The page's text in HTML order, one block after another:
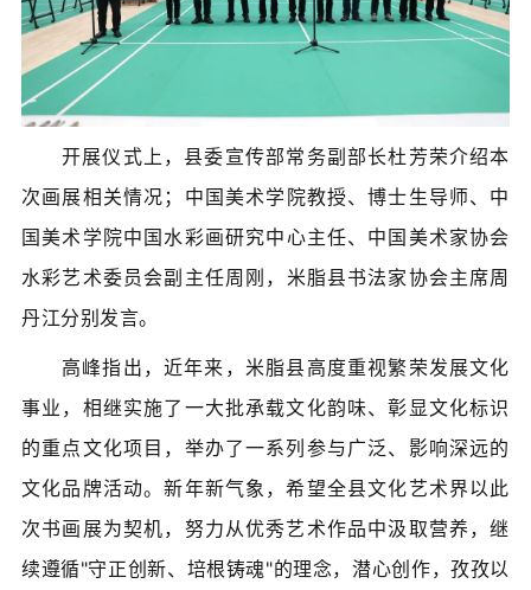
开展仪式上，县委宣传部常务副部长杜芳荣介绍本
次画展相关情况；
中国美术学院教授、博士生导师、中
国美术学院中国水彩画研究中心主任、中国美术家协会
水彩艺术委员会副主任周刚，米脂县书法家协会主席周
丹江分别发言。
高峰指出，近年来，米脂县高度重视繁荣发展文化
事业，相继实施了一大批承载文化韵味、彰显文化标识
的重点文化项目，举办了一系列参与广泛、影响深远的
文化品牌活动。新年新气象，希望全县文化艺术界以此
次书画展为契机，努力从优秀艺术作品中汲取营养，继
续遵循"守正创新、培根铸魂"的理念，潜心创作，孜孜以